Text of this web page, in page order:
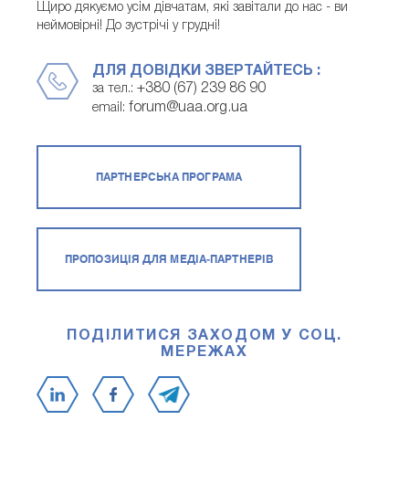
Щиро дякуємо усім дівчатам, які завітали до нас - ви
неймовірні! До зустрічі у грудні!
ДЛЯ ДОВІДКИ ЗВЕРТАЙТЕСЬ :
за тел.: +380 (67) 239 86 90
email: forum@uaa.org.ua
ПАРТНЕРСЬКА ПРОГРАМА
ПРОПОЗИЦІЯ ДЛЯ МЕДІА-ПАРТНЕРІВ
ПОДІЛИТИСЯ ЗАХОДОМ У СОЦ.
МЕРЕЖАХ